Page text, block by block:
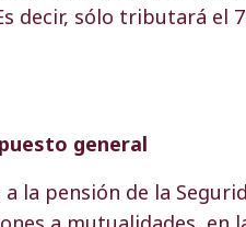
decir, sólo tributará el
general
la pensión de la